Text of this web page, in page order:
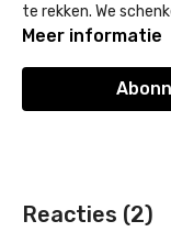
te rekken. We
hamstrings en
Meer informatie
Reacties (2)